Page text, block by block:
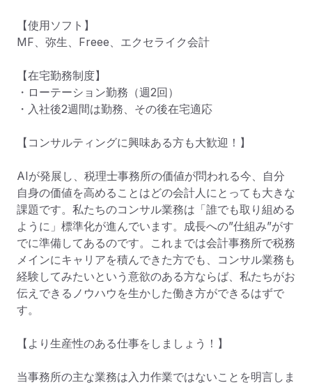
【使用ソフト】
MF、弥生、Freee、エクセライク会計
【在宅勤務制度】
・ローテーション勤務（週2回）
・入社後2週間は勤務、その後在宅適応
【コンサルティングに興味ある方も大歓迎！】
AIが発展し、税理士事務所の価値が問われる今、自分
自身の価値を高めることはどの会計人にとっても大きな
課題です。私たちのコンサル業務は「誰でも取り組める
ように」標準化が進んでいます。成長への”仕組み”がす
でに準備してあるのです。これまでは会計事務所で税務
メインにキャリアを積んできた方でも、コンサル業務も
経験してみたいという意欲のある方ならば、私たちがお
伝えできるノウハウを生かした働き方ができるはずで
す。
【より生産性のある仕事をしましょう！】
当事務所の主な業務は入力作業ではないことを明言しま